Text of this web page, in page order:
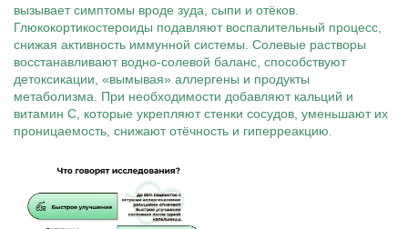
вызывает симптомы вроде зуда, сыпи и отёков.
Глюкокортикостероиды подавляют воспалительный процесс,
снижая активность иммунной системы. Солевые растворы
восстанавливают водно-солевой баланс, способствуют
детоксикации, «вымывая» аллергены и продукты
метаболизма. При необходимости добавляют кальций и
витамин C, которые укрепляют стенки сосудов, уменьшают их
проницаемость, снижают отёчность и гиперреакцию.